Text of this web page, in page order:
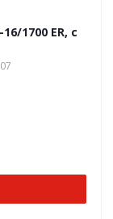
1700 ЕR, с